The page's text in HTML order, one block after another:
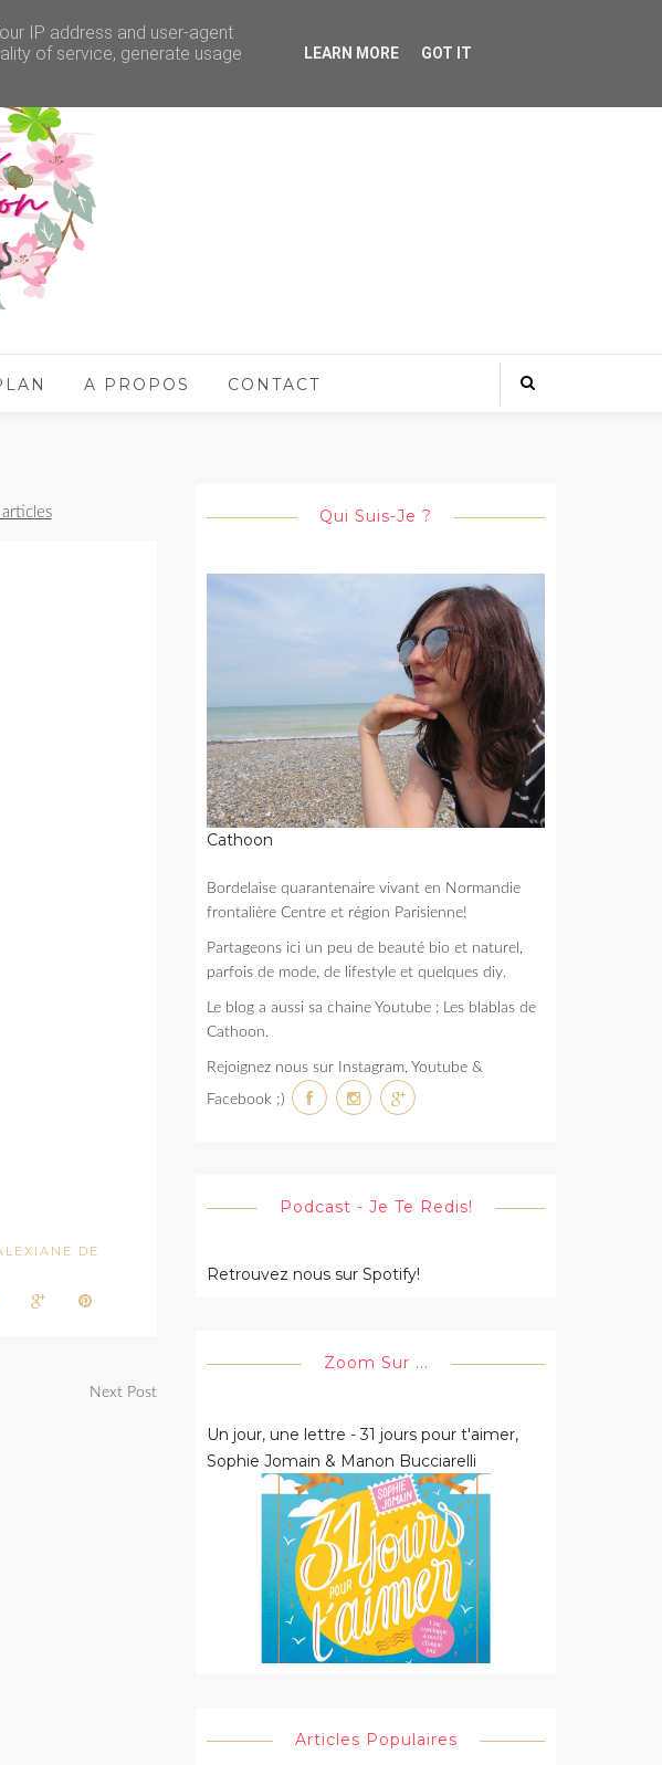
A PROPOS CONTACT
DE
Next Post
Qui Suis-Je ?
Cathoon
Bordelaise quarantenaire vivant en Normandie
frontalière Centre et région Parisienne!
Partageons ici un peu de beauté bio et naturel,
parfois de mode, de lifestyle et quelques diy.
Le blog a aussi sa chaine Youtube : Les blablas de
Cathoon.
Rejoignez nous sur Instagram, Youtube &
Facebook ;)
Podcast - Je Te Redis!
Retrouvez nous sur Spotify!
Zoom Sur ...
Un jour, une lettre - 31 jours pour t'aimer,
Sophie Jomain & Manon Bucciarelli
Articles Populaires
IP address and user-agent
of service, generate usage
LEARN MORE GOT IT